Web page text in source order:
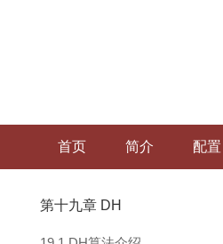
首页 简介 配置
第十九章 DH